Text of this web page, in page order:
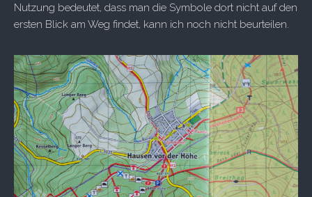
Nutzung bedeutet, dass man die Symbole dort nicht auf den
ersten Blick am Weg findet, kann ich noch nicht beurteilen.